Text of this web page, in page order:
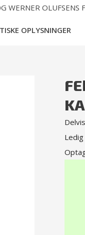
WERNER OLUFSENS
OPLYSNINGER
Ledig